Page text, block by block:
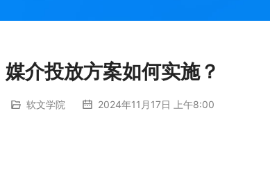
媒介投放方案如何实施？
软文学院 2024年11月17日 上午8:00